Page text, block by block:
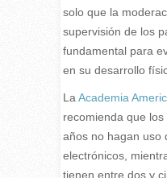
solo que la
supervisión de los
fundamental para
en su desarrollo
La Academia
recomienda que
años no hagan uso
electrónicos,
tienen entre dos y